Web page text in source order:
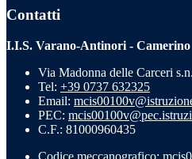
Contatti
I.I.S. Varano-Antinori - Camerino
Via Madonna delle Carceri
Tel: +39 0737 632325
Email:
PEC:
C.F.: 81000960435
Codice meccanografico: